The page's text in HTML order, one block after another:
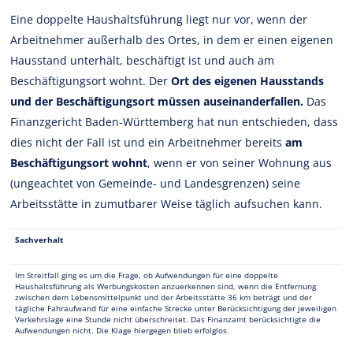
Eine doppelte Haushaltsführung liegt nur vor, wenn der
Arbeitnehmer außerhalb des Ortes, in dem er einen eigenen
Hausstand unterhält, beschäftigt ist und auch am
Beschäftigungsort wohnt. DerOrt des eigenen Hausstands
und der Beschäftigungsort müssen auseinanderfallen. Das
Finanzgericht Baden-Württemberg hat nun entschieden, dass
dies nicht der Fall ist und ein Arbeitnehmer bereitsam
Beschäftigungsort wohnt, wenn er von seiner Wohnung aus
(ungeachtet von Gemeinde- und Landesgrenzen) seine
Arbeitsstätte in zumutbarer Weise täglich aufsuchen kann.
Sachverhalt
Im Streitfall ging es um die Frage, ob Aufwendungen für eine doppelte
Haushaltsführung als Werbungskosten anzuerkennen sind, wenn die Entfernung
zwischen dem Lebensmittelpunkt und der Arbeitsstätte 36 km beträgt und der
tägliche Fahraufwand für eine einfache Strecke unter Berücksichtigung der jeweiligen
Verkehrslage eine Stunde nicht überschreitet. Das Finanzamt berücksichtigte die
Aufwendungen nicht. Die Klage hiergegen blieb erfolglos.